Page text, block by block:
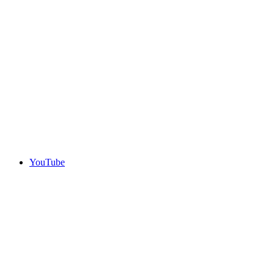
YouTube